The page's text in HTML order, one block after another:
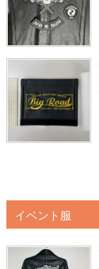
イベント服